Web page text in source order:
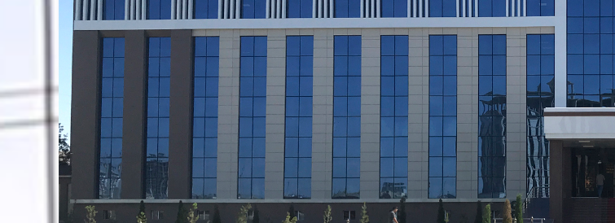
Предприятие
Территориальных
Электрических
сетей"